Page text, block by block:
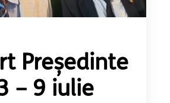
Președinte
– 9 iulie